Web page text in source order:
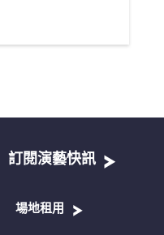
訂閱演藝快訊
場地租用